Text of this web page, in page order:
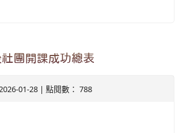
團開課成功總表
01-28 | 點閱數： 788